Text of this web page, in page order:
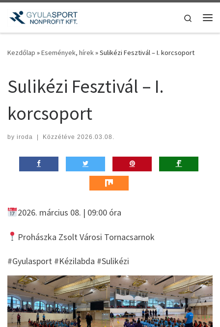
Teljes tartalom megjelenítése
Search
Kezdőlap »Események, hírek»Sulikézi Fesztivál – I. korcsoport
Sulikézi Fesztivál – I.
korcsoport
by iroda | Közzétéve 2026.03.08.
2026. március 08. | 09:00 óra
Prohászka Zsolt Városi Tornacsarnok
#Gyulasport #Kézilabda #Sulikézi